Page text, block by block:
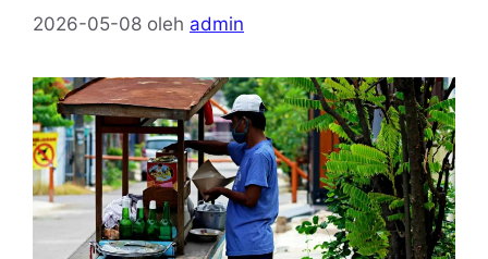
2026-05-08 oleh admin